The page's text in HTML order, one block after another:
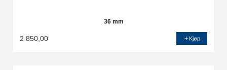
36 mm
2 850,00 Kjøp